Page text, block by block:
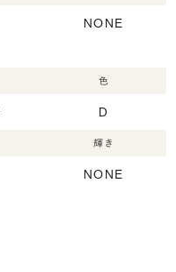
NONE
色
D
輝き
NONE